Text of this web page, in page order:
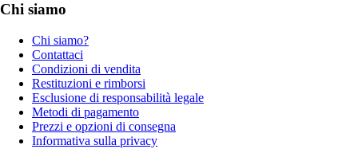
Chi siamo
Chi siamo?
Contattaci
Condizioni di vendita
Restituzioni e rimborsi
Esclusione di responsabilità legale
Metodi di pagamento
Prezzi e opzioni di consegna
Informativa sulla privacy